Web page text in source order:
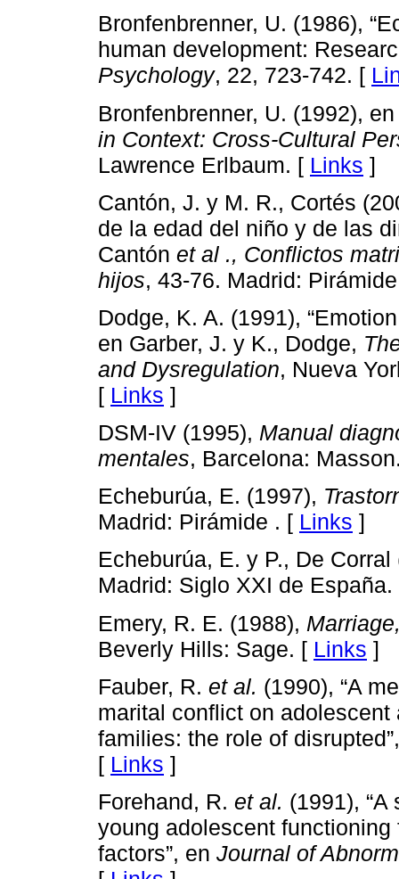
Bronfenbrenner, U. (1986),
human development:
Psychology, 22, 723-742. [
Bronfenbrenner, U. (1992),
in Context: Cross-Cultural
Lawrence Erlbaum. [ Links ]
Cantón, J. y M. R., Cortés
de la edad del niño y de las
Cantón et al ., Conflictos
hijos, 43-76. Madrid:
Dodge, K. A. (1991),
en Garber, J. y K., Dodge,
and Dysregulation, Nueva
[ Links ]
DSM-IV (1995), Manual
mentales, Barcelona:
Echeburúa, E. (1997),
Madrid: Pirámide . [ Links ]
Echeburúa, E. y P., De
Madrid: Siglo XXI de
Emery, R. E. (1988),
Beverly Hills: Sage. [ Links ]
Fauber, R. et al. (1990), “A
marital conflict on
families: the role of
[ Links ]
Forehand, R. et al. (1991),
young adolescent
factors”, en Journal of